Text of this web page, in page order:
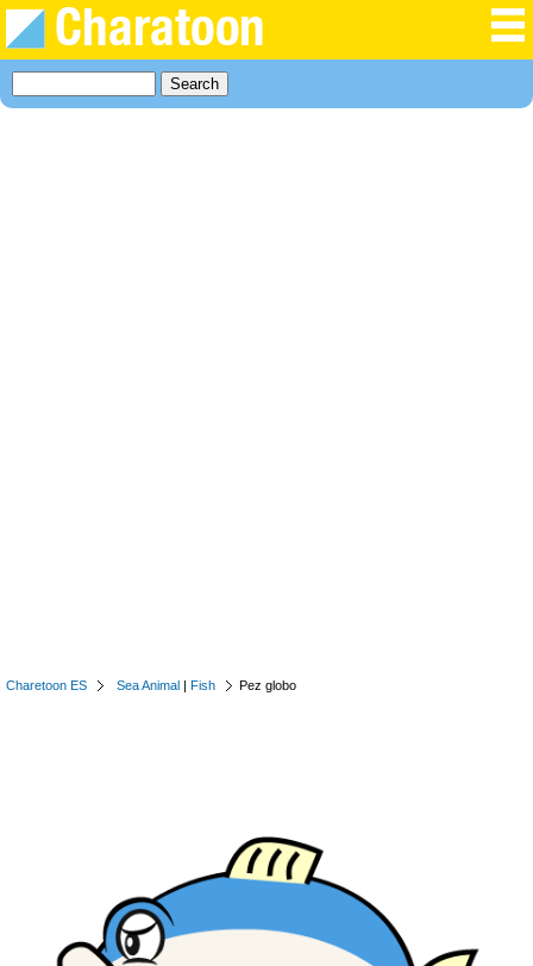
Charetoon ES Sea Animal | Fish Pez globo